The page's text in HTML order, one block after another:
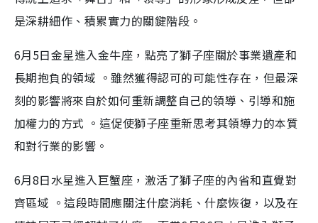
是深耕細作、積累實力的關鍵階段。
6月5日金星進入金牛座，點亮了獅子座關於事業遺產和
長期抱負的領域 。雖然獲得認可的可能性存在，但最深
刻的影響將來自於如何重新調整自己的領導、引導和施
加權力的方式 。這促使獅子座重新思考其領導力的本質
和對行業的影響。
6月8日水星進入巨蟹座，激活了獅子座的內省和直覺對
齊區域 。這段時間應關注什麼消耗、什麼恢復，以及在